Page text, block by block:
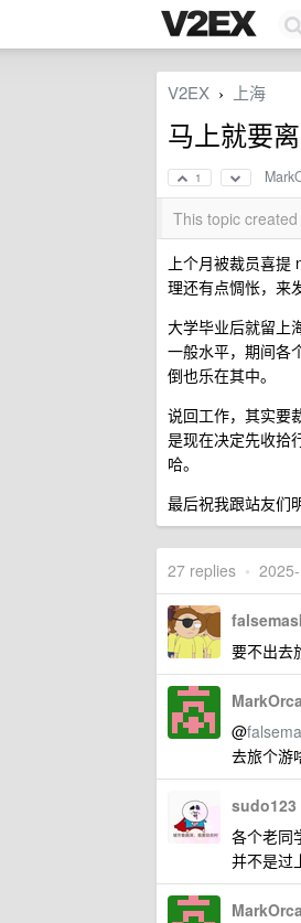
V2EX › 上海
马上就要
1
This topic
上个月被裁员喜
理还有点惆怅，来
大学毕业后就留上
一般水平，期间各
倒也乐在其中。
说回工作，其实要
是现在决定先收拾
哈。
最后祝我跟站友们
27 replies •
要不出去
MarkOrca
@
去旅个游
sudo123
各个老同
并不是过
MarkOrca